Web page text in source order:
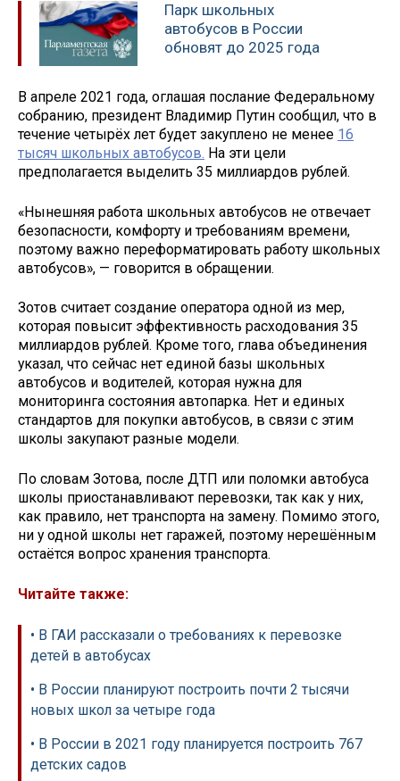
Парк школьных
автобусов в России
обновят до 2025 года
В апреле 2021 года, оглашая послание Федеральному
собранию, президент Владимир Путин сообщил, что в
течение четырёх лет будет закуплено не менее 16
тысяч школьных автобусов. На эти цели
предполагается выделить 35 миллиардов рублей.
«Нынешняя работа школьных автобусов не отвечает
безопасности, комфорту и требованиям времени,
поэтому важно переформатировать работу школьных
автобусов», — говорится в обращении.
Зотов считает создание оператора одной из мер,
которая повысит эффективность расходования 35
миллиардов рублей. Кроме того, глава объединения
указал, что сейчас нет единой базы школьных
автобусов и водителей, которая нужна для
мониторинга состояния автопарка. Нет и единых
стандартов для покупки автобусов, в связи с этим
школы закупают разные модели.
По словам Зотова, после ДТП или поломки автобуса
школы приостанавливают перевозки, так как у них,
как правило, нет транспорта на замену. Помимо этого,
ни у одной школы нет гаражей, поэтому нерешённым
остаётся вопрос хранения транспорта.
Читайте также:
• В ГАИ рассказали о требованиях к перевозке
детей в автобусах
• В России планируют построить почти 2 тысячи
новых школ за четыре года
• В России в 2021 году планируется построить 767
детских садов